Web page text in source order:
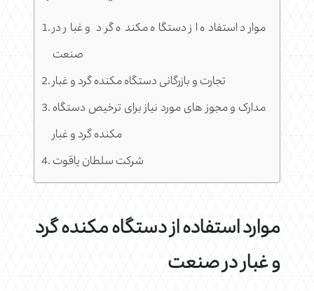
موارد استفاده از دستگاه مکنده گرد و غبار در
صنعت
تجارت و بازرگانی دستگاه مکنده گرد و غبار
مدارک و مجوز های مورد نیاز برای ترخیص دستگاه
مکنده گرد و غبار
شرکت سلطان یاقوت
موارد استفاده از دستگاه مکنده گرد
و غبار در صنعت